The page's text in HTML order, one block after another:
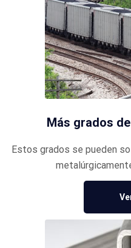
Más grados
Estos grados se pueden